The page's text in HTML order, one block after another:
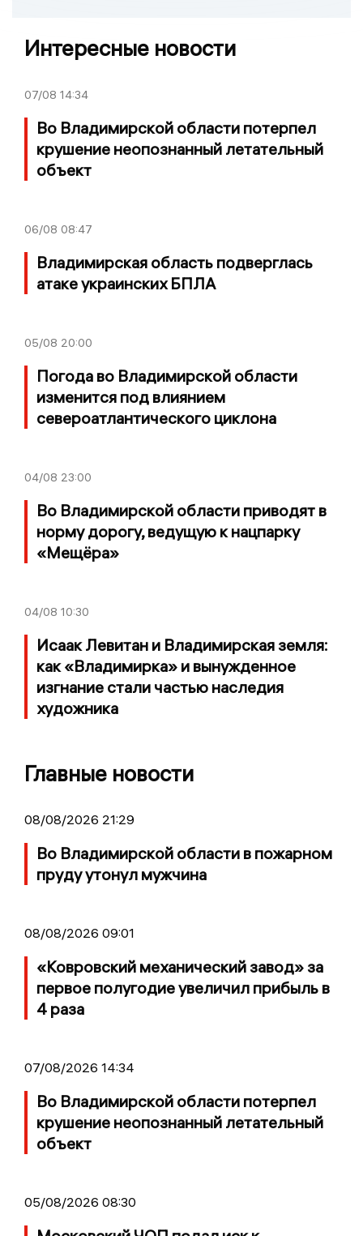
Интересные новости
07/08 14:34
Во Владимирской области потерпел
крушение неопознанный летательный
объект
06/08 08:47
Владимирская область подверглась
атаке украинских БПЛА
05/08 20:00
Погода во Владимирской области
изменится под влиянием
североатлантического циклона
04/08 23:00
Во Владимирской области приводят в
норму дорогу, ведущую к нацпарку
«Мещёра»
04/08 10:30
Исаак Левитан и Владимирская земля:
как «Владимирка» и вынужденное
изгнание стали частью наследия
художника
Главные новости
08/08/2026 21:29
Во Владимирской области в пожарном
пруду утонул мужчина
08/08/2026 09:01
«Ковровский механический завод» за
первое полугодие увеличил прибыль в
4 раза
07/08/2026 14:34
Во Владимирской области потерпел
крушение неопознанный летательный
объект
05/08/2026 08:30